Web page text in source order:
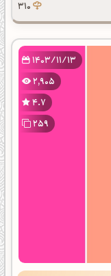
310
1403/11/13
2,905
4.7
259